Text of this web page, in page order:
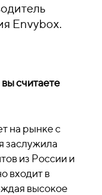
Envybox.
считаете
на рынке с
заслужила
из России и
входит в
высокое